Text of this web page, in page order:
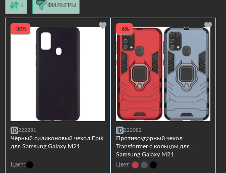
от дешёвых к дорогим
от дорогих к дешёвым
новинки
ФИЛЬТРЫ
-30%
222281
Чёрный силиконовый чехол Epik
для Samsung Galaxy M21
Цвет:
-6%
222082
Противоударный чехол
Transformer с кольцом для
Samsung Galaxy M21
Цвет: